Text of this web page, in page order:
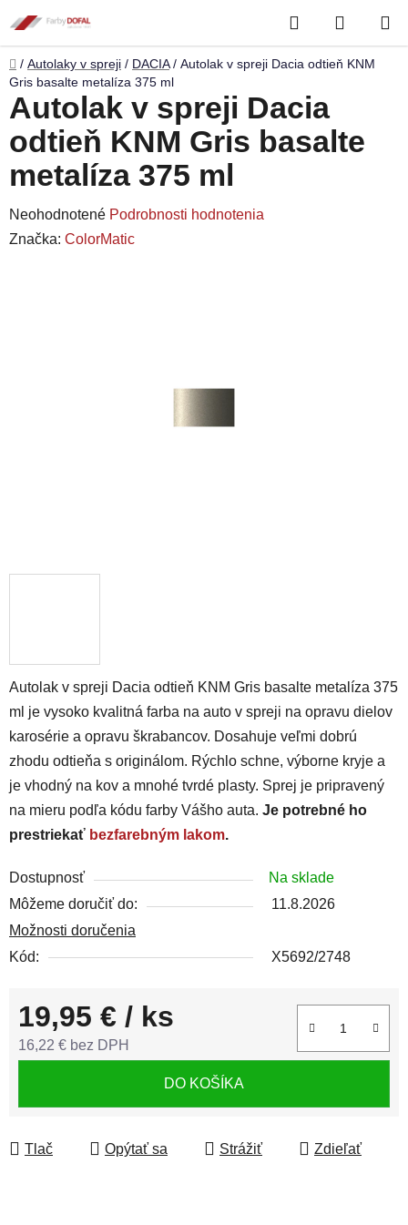
na
obsah
Hľadať
KOŠÍK
Domov
/ Autolaky v spreji / DACIA / Autolak v spreji Dacia odtieň KNM
Gris basalte metalíza 375 ml
Autolak v spreji Dacia odtieň KNM Gris basalte metalíza 375
ml je vysoko kvalitná farba na auto v spreji na opravu dielov
karosérie a opravu škrabancov. Dosahuje veľmi dobrú
zhodu odtieňa s originálom. Rýchlo schne, výborne kryje a
je vhodný na kov a mnohé tvrdé plasty. Sprej je pripravený
na mieru podľa kódu farby Vášho auta. Je potrebné ho
prestriekať bezfarebným lakom.
Dostupnosť
Na sklade
Môžeme doručiť do:
11.8.2026
Možnosti doručenia
Kód:
X5692/2748
19,95 € / ks
16,22 € bez DPH
DO KOŠÍKA
Tlač Opýtať sa Strážiť Zdieľať
Autolak v spreji Dacia
odtieň KNM Gris basalte
metalíza 375 ml
Priemerné
hodnotenie
Neohodnotené Podrobnosti hodnotenia
Značka: ColorMatic